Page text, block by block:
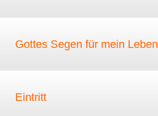
Gottes Segen für mein Leben
Eintritt